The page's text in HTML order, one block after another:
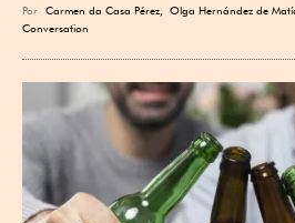
Por Carmen da Casa Pérez, Olga Hernández de
Conversation